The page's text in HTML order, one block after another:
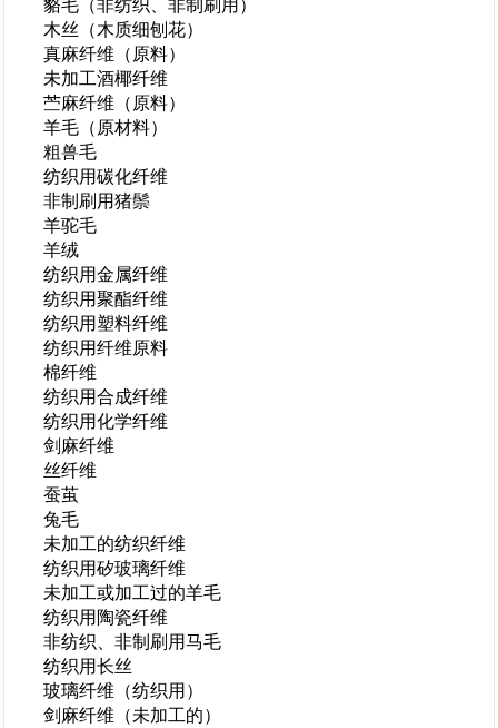
貉毛（非纺织、非制刷用）
木丝（木质细刨花）
真麻纤维（原料）
未加工酒椰纤维
苎麻纤维（原料）
羊毛（原材料）
粗兽毛
纺织用碳化纤维
非制刷用猪鬃
羊驼毛
羊绒
纺织用金属纤维
纺织用聚酯纤维
纺织用塑料纤维
纺织用纤维原料
棉纤维
纺织用合成纤维
纺织用化学纤维
剑麻纤维
丝纤维
蚕茧
兔毛
未加工的纺织纤维
纺织用矽玻璃纤维
未加工或加工过的羊毛
纺织用陶瓷纤维
非纺织、非制刷用马毛
纺织用长丝
玻璃纤维（纺织用）
剑麻纤维（未加工的）